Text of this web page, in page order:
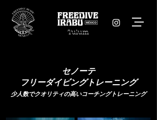
Tulum
​セノーテ
​フリーダイビングトレーニング
少人数でクオリティの高いコーチングトレーニング